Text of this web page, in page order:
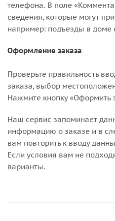
телефона. В поле
сведения, которые могут
например: подъезды в доме
Оформление заказа
Проверьте правильность
заказа, выбор
Нажмите кнопку «Оформить
Наш сервис запоминает
информацию о заказе и в
вам повторить к вводу
Если условия вам не
варианты.